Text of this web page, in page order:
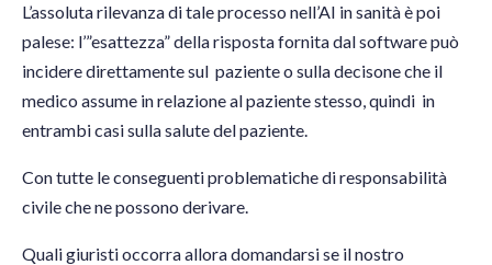
L’assoluta rilevanza di tale processo nell’AI in sanità è poi
palese: l’”esattezza” della risposta fornita dal software può
incidere direttamente sul paziente o sulla decisone che il
medico assume in relazione al paziente stesso, quindi in
entrambi casi sulla salute del paziente.
Con tutte le conseguenti problematiche di responsabilità
civile che ne possono derivare.
Quali giuristi occorra allora domandarsi se il nostro